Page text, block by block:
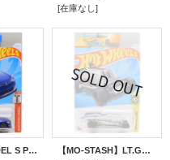
[在庫なし]
【TESLA MODEL S PLAID】BLUE/5Y (NEW CAST)
【MO-STASH】LT.GRAY/DD8 (ひげギミック)(NEW CAST)